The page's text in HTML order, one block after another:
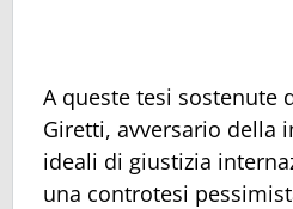
A queste tesi sostenute
Giretti, avversario della
ideali di giustizia
una controtesi